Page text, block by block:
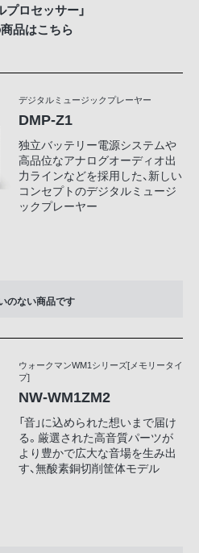
プロセッサー」
品はこちら
デジタルミュージックプレーヤー
DMP-Z1
独立バッテリー電源システムや
高品位なアナログオーディオ出
力ラインなどを採用した、新しい
コンセプトのデジタルミュージ
ックプレーヤー
のない商品です
ウォークマンWM1シリーズ[メモリータイ
プ]
NW-WM1ZM2
「音」に込められた想いまで届け
る。厳選された高音質パーツが
より豊かで広大な音場を生み出
す、無酸素銅切削筐体モデル